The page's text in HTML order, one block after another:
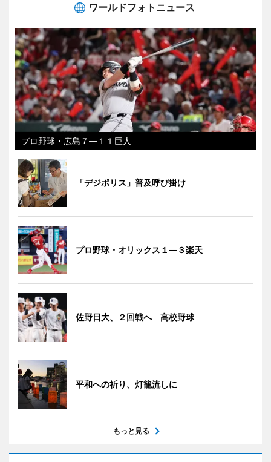
ワールドフォトニュース
プロ野球・広島７―１１巨人
「デジポリス」普及呼び掛け
プロ野球・オリックス１―３楽天
佐野日大、２回戦へ 高校野球
平和への祈り、灯籠流しに
もっと見る